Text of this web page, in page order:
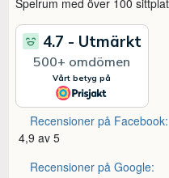
Recensioner på Facebook:
4,9 av 5
Recensioner på Google: